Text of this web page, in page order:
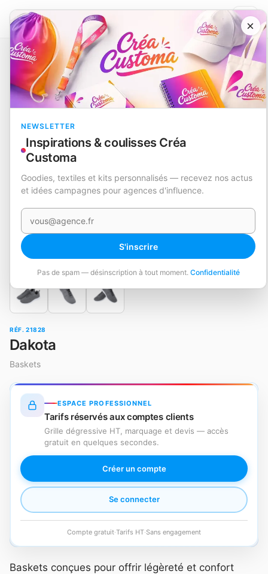
×
NEWSLETTER
Inspirations & coulisses Créa
Customa
Goodies, textiles et kits personnalisés — recevez nos actus
et idées campagnes pour agences d'influence.
Votre e-mail
S'inscrire
Pas de spam — désinscription à tout moment. Confidentialité
Catalogue Textile Baskets Dakota
EN STOCK
RÉF. 21828
Dakota
Baskets
ESPACE PROFESSIONNEL
Tarifs réservés aux comptes clients
Grille dégressive HT, marquage et devis — accès
gratuit en quelques secondes.
Créer un compte
Se connecter
Compte gratuit·Tarifs HT·Sans engagement
Baskets conçues pour offrir légèreté et confort